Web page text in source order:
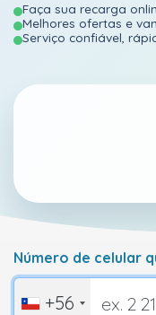
Faça sua recarga
Melhores ofertas e
Serviço confiável,
Número de celular
+56